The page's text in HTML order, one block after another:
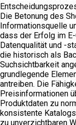
Die Betonung des
Informationsquelle
dass der Erfolg im
Datenqualität und -
die historisch als
Suchsichtbarkeit
grundlegende
antreiben. Die
Preisinformationen
Produktdaten zu
konsistente
zu unverzichtbaren